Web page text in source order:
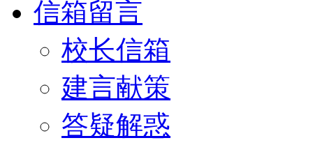
信箱留言
校长信箱
建言献策
答疑解惑